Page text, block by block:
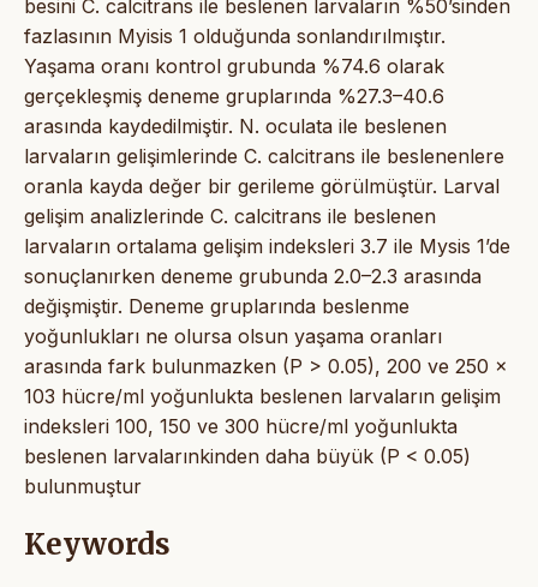
besini C. calcitrans ile beslenen larvaların %50’sinden
fazlasının Myisis 1 olduğunda sonlandırılmıştır.
Yaşama oranı kontrol grubunda %74.6 olarak
gerçekleşmiş deneme gruplarında %27.3–40.6
arasında kaydedilmiştir. N. oculata ile beslenen
larvaların gelişimlerinde C. calcitrans ile beslenenlere
oranla kayda değer bir gerileme görülmüştür. Larval
gelişim analizlerinde C. calcitrans ile beslenen
larvaların ortalama gelişim indeksleri 3.7 ile Mysis 1’de
sonuçlanırken deneme grubunda 2.0–2.3 arasında
değişmiştir. Deneme gruplarında beslenme
yoğunlukları ne olursa olsun yaşama oranları
arasında fark bulunmazken (P > 0.05), 200 ve 250 x
103 hücre/ml yoğunlukta beslenen larvaların gelişim
indeksleri 100, 150 ve 300 hücre/ml yoğunlukta
beslenen larvalarınkinden daha büyük (P < 0.05)
bulunmuştur
Keywords